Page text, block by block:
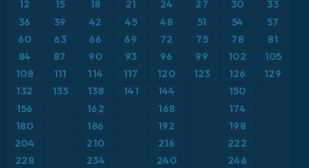
ICON Alemania 2 km
Caribe
Escandinavia
Estados Unidos
Europa
Anomalía de temperatura a 850 hPa
CAPE
Precipitación, nubes y presión
Profundidad de nieve
12
15 18 21 24 27 30 33
36 39 42 45 48 51 54
57
60
63 66 69 72 75 78 81
84 87 90 93 96 99 102
105
108
111 114 117 120 123 126
129
132
135 138 141 144
150
156
162 168
174
180
186 192
198
204
210 216 222
228 234 240 246